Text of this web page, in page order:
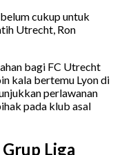
cukup untuk
Utrecht, Ron
bagi FC Utrecht
kala bertemu Lyon di
perlawanan
pada klub asal
Liga